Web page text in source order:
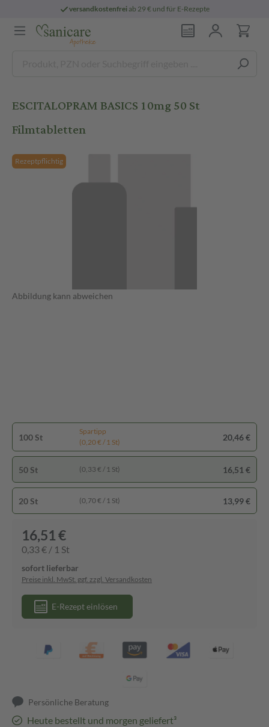
versandkostenfreiab 29 € und für E-Rezepte
ESCITALOPRAM BASICS 10mg 50 St
Filmtabletten
Rezeptpflichtig
Abbildung kann abweichen
100 St
Spartipp
(0,20 € / 1 St)
20,46 €
50 St (0,33 € / 1 St) 16,51 €
20 St (0,70 € / 1 St) 13,99 €
16,51 €
0,33 € / 1 St
sofort lieferbar
Preise inkl. MwSt. ggf. zzgl. Versandkosten
E-Rezept einlösen
Persönliche Beratung
Heute bestellt und morgen geliefert³